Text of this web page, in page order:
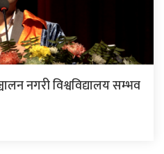
नगरी विश्वविद्यालय सम्भव